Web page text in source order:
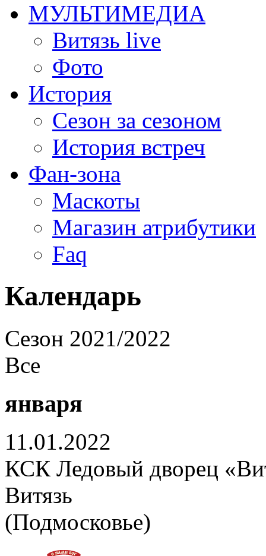
МУЛЬТИМЕДИА
Витязь live
Фото
История
Сезон за сезоном
История встреч
Фан-зона
Маскоты
Магазин атрибутики
Faq
Календарь
Cезон 2021/2022
Все
января
11.01.2022
КСК Ледовый дворец
Витязь
(Подмосковье)